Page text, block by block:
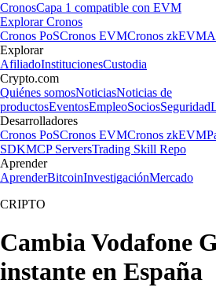
CronosCapa 1 compatible con EVM
Explorar Cronos
Cronos PoSCronos EVMCronos zkEVM
Explorar
AfiliadoInstitucionesCustodia
Crypto.com
Quiénes somosNoticiasNoticias de
productosEventosEmpleoSociosSeguridad
Desarrolladores
Cronos PoSCronos EVMCronos zkEVM
SDKMCP ServersTrading Skill Repo
Aprender
AprenderBitcoinInvestigaciónMercado
CRIPTO
Cambia Vodafone
instante en España